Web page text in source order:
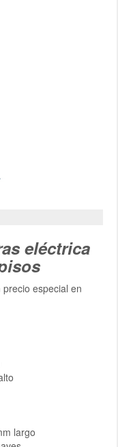
eléctrica
precio especial en
largo